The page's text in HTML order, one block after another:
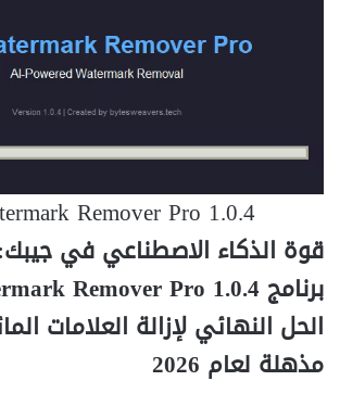
Remover Pro 1.0.4
قوة الذكاء الاصطناعي في
الحل النهائي لإزالة العلامات
مذهلة لعام 2026